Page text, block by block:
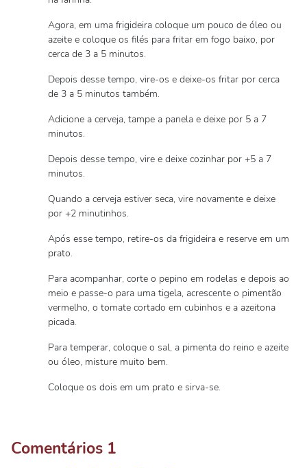
Agora, em uma frigideira coloque um pouco de óleo ou
azeite e coloque os filés para fritar em fogo baixo, por
cerca de 3 a 5 minutos.
Depois desse tempo, vire-os e deixe-os fritar por cerca
de 3 a 5 minutos também.
Adicione a cerveja, tampe a panela e deixe por 5 a 7
minutos.
Depois desse tempo, vire e deixe cozinhar por +5 a 7
minutos.
Quando a cerveja estiver seca, vire novamente e deixe
por +2 minutinhos.
Após esse tempo, retire-os da frigideira e reserve em um
prato.
Para acompanhar, corte o pepino em rodelas e depois ao
meio e passe-o para uma tigela, acrescente o pimentão
vermelho, o tomate cortado em cubinhos e a azeitona
picada.
Para temperar, coloque o sal, a pimenta do reino e azeite
ou óleo, misture muito bem.
Coloque os dois em um prato e sirva-se.
Comentários 1